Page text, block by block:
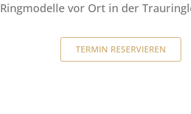
Ringmodelle vor Ort in der
TERMIN RESERVIEREN